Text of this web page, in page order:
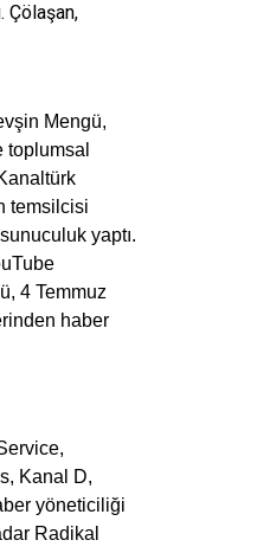
Çölaşan,
Mengü,
toplumsal
temsilcisi
yaptı.
4 Temmuz
haber
Kanal D,
yöneticiliği
Radikal